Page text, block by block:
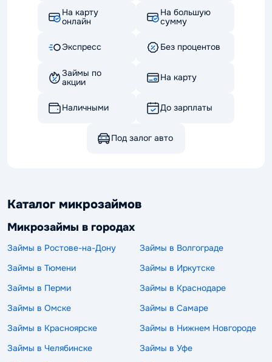
На карту
онлайн
На большую
сумму
Экспресс Без процентов
Займы по
акции
На карту
Наличными До зарплаты
Под залог авто
Каталог микрозаймов
Микрозаймы в городах
Займы в Ростове-на-Дону
Займы в Волгограде
Займы в Тюмени
Займы в Иркутске
Займы в Перми
Займы в Краснодаре
Займы в Омске
Займы в Самаре
Займы в Красноярске
Займы в Нижнем Новгороде
Займы в Челябинске
Займы в Уфе